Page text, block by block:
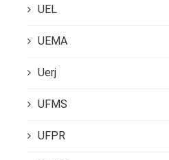
UEL
UEMA
Uerj
UFMS
UFPR